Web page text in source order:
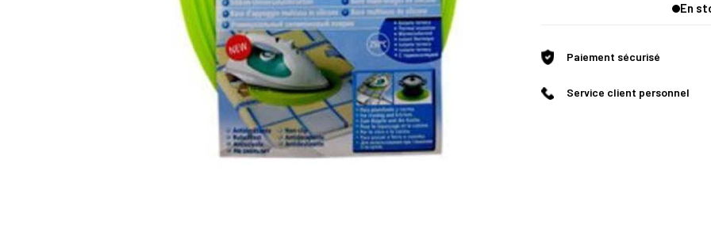
En
Paiement sécurisé
Service client personnel